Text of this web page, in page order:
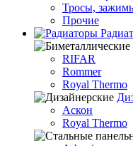
Тросы,
Прочие
RIFAR
Rommer
Royal Thermo
Аскон
Royal Thermo